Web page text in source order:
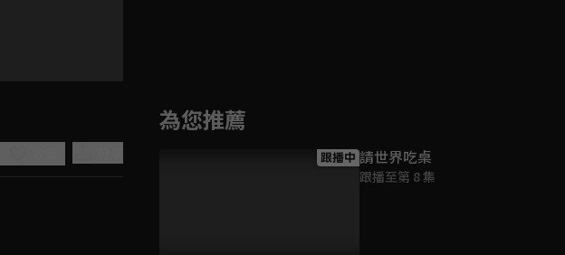
為您推薦
跟播中 請世界吃桌
跟播至第 8 集